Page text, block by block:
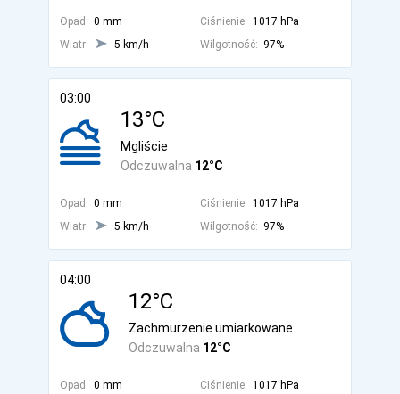
Opad: 0 mm Ciśnienie: 1017 hPa
Wiatr:
5 km/h Wilgotność: 97%
03:00
13°C
Odczuwalna 12°C
Mgliście
Opad: 0 mm Ciśnienie: 1017 hPa
Wiatr:
5 km/h Wilgotność: 97%
04:00
12°C
Odczuwalna 12°C
Zachmurzenie umiarkowane
Opad: 0 mm Ciśnienie: 1017 hPa